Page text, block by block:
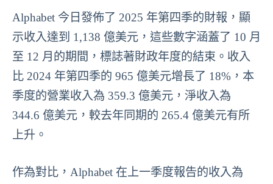
Alphabet 今日發佈了 2025 年第四季的財報，顯
示收入達到 1,138 億美元，這些數字涵蓋了 10 月
至 12 月的期間，標誌著財政年度的結束。收入
比 2024 年第四季的 965 億美元增長了 18%，本
季度的營業收入為 359.3 億美元，淨收入為
344.6 億美元，較去年同期的 265.4 億美元有所
上升。
作為對比，Alphabet 在上一季度報告的收入為